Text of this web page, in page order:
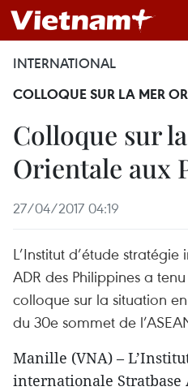
INTERNATIONAL
COLLOQUE SUR LA MER
Colloque sur
Orientale aux
27/04/2017 04:19
L’Institut d’étude
ADR des Philippines a
colloque sur la situation
du 30e sommet de
Manille (VNA) –
internationale Stratbase